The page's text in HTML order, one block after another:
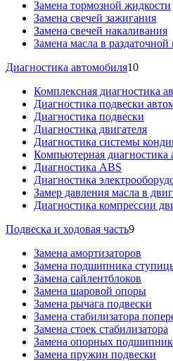
Замена тормозной жидкости
Замена свечей зажигания
Замена свечей накаливания
Замена масла в раздаточной
Диагностика автомобиля10
Комплексная диагностика
Диагностика подвески
Диагностика подвески
Диагностика двигателя
Диагностика системы
Компьютерная диагностика
Диагностика ABS
Диагностика
Замер давления масла в
Диагностика компрессии
Подвеска и ходовая часть9
Замена амортизаторов
Замена подшипника
Замена сайлентблоков
Замена шаровой опоры
Замена рычага подвески
Замена стабилизатора
Замена стоек стабилизатора
Замена опорных
Замена пружин подвески